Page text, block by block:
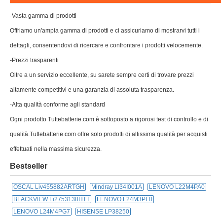
-Vasta gamma di prodotti
Offriamo un'ampia gamma di prodotti e ci assicuriamo di mostrarvi tutti i
dettagli, consentendovi di ricercare e confrontare i prodotti velocemente.
-Prezzi trasparenti
Oltre a un servizio eccellente, su sarete sempre certi di trovare prezzi
altamente competitivi e una garanzia di assoluta trasparenza.
-Alta qualità conforme agli standard
Ogni prodotto Tuttebatterie.com è sottoposto a rigorosi test di controllo e di
qualità.Tuttebatterie.com offre solo prodotti di altissima qualità per acquisti
effettuati nella massima sicurezza.
Bestseller
OSCAL Liv455882ARTGH Mindray LI34I001A
LENOVO L22M4PA0
BLACKVIEW Li2753130HTT
LENOVO L24M3PF0
LENOVO L24M4PG7
HISENSE LP38250